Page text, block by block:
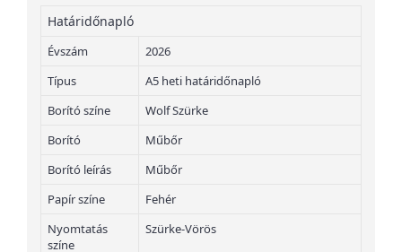
Határidőnapló
Évszám
2026
Típus
A5 heti határidőnapló
Borító színe
Wolf Szürke
Borító
Műbőr
Borító leírás
Műbőr
Papír színe
Fehér
Nyomtatás
színe
Szürke-Vörös